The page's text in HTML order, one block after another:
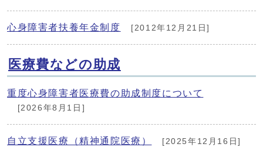
心身障害者扶養年金制度 [2012年12月21日]
医療費などの助成
重度心身障害者医療費の助成制度について
[2026年8月1日]
自立支援医療（精神通院医療） [2025年12月16日]